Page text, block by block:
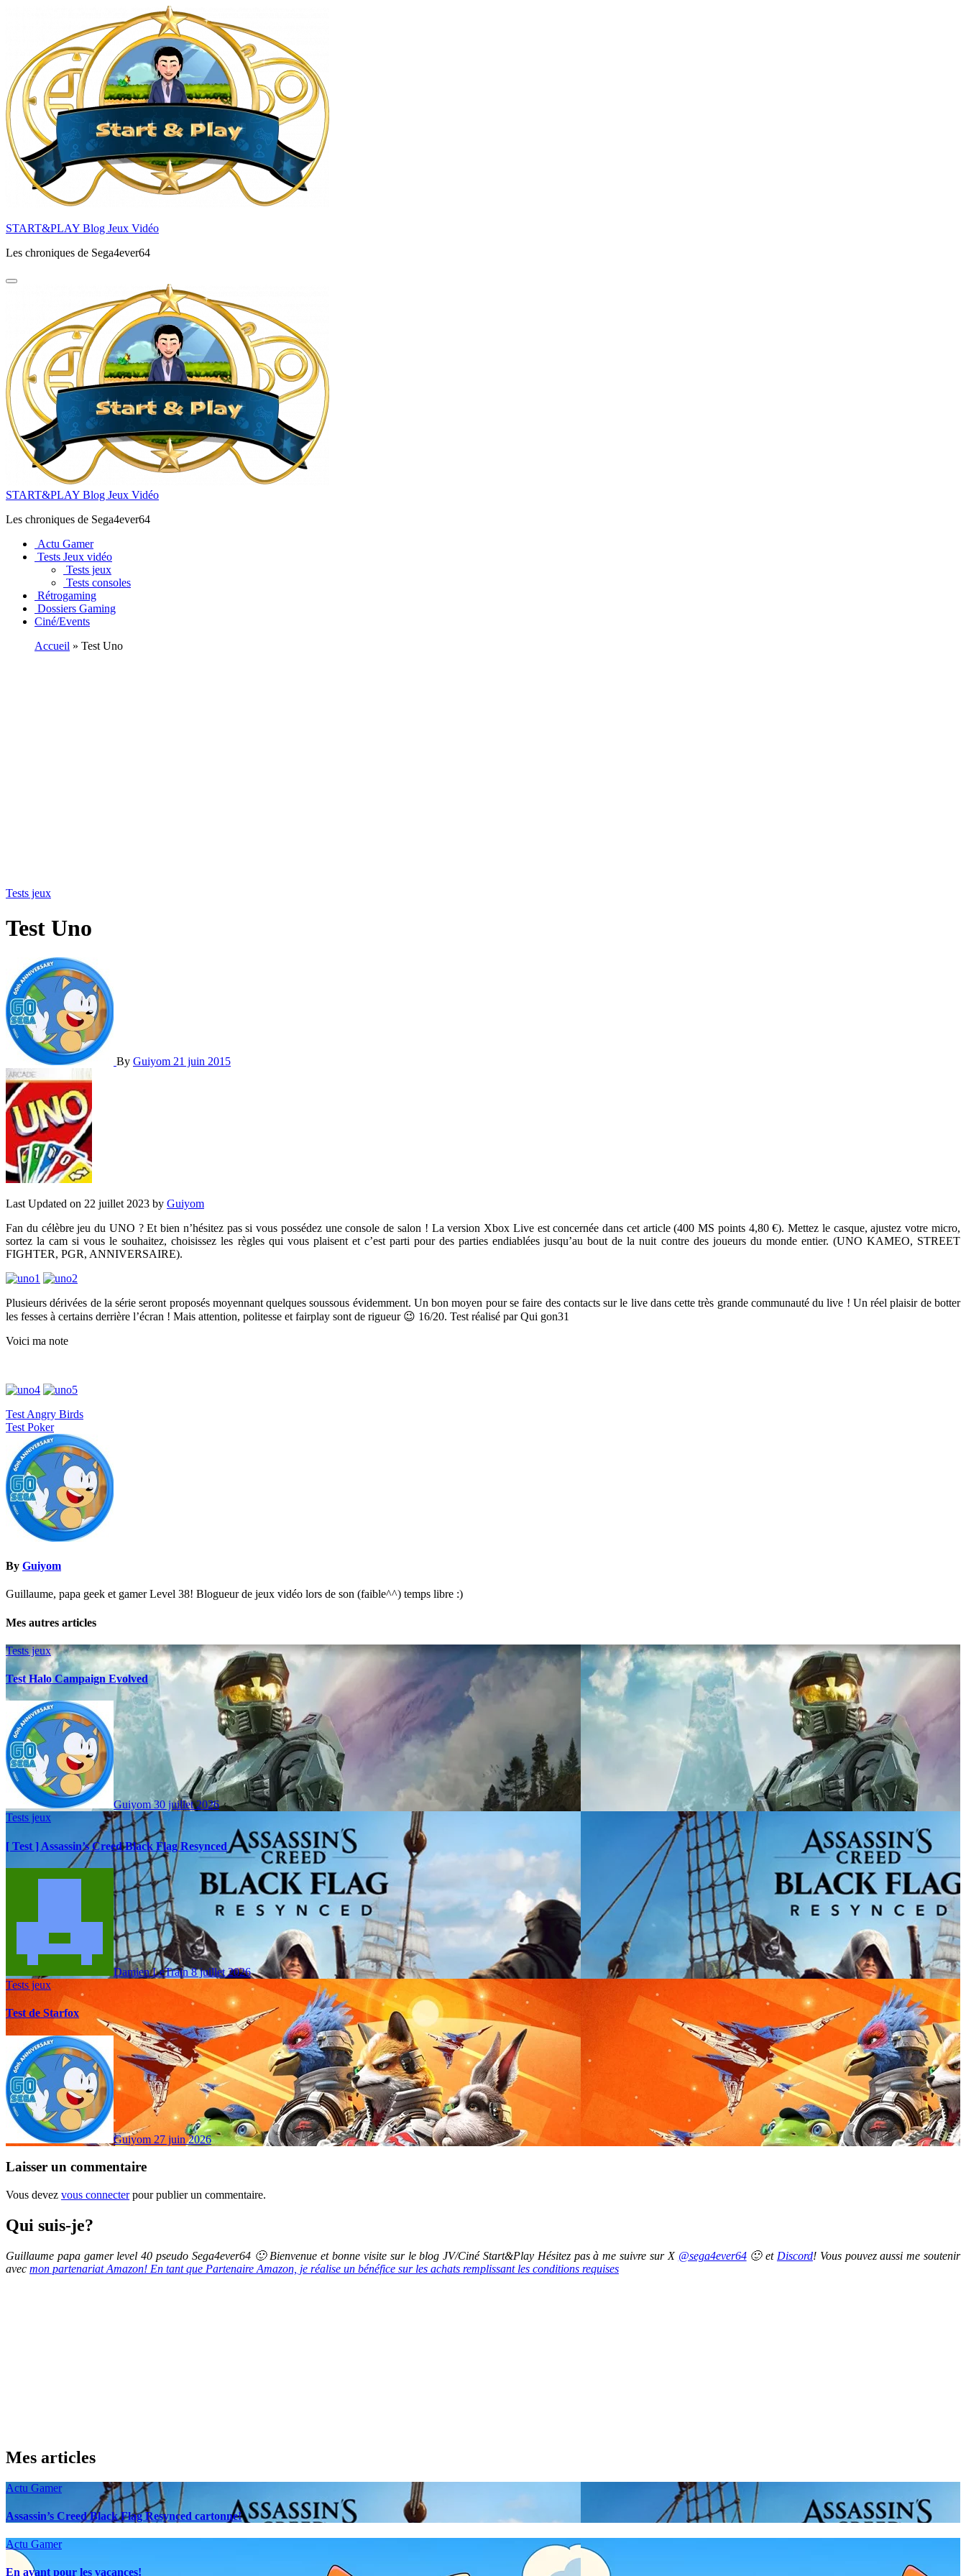
principal
START&PLAY Blog Jeux Vidéo
Les chroniques de Sega4ever64
START&PLAY Blog Jeux Vidéo
Les chroniques de Sega4ever64
Actu Gamer
Tests Jeux vidéo
Tests jeux
Tests consoles
Rétrogaming
Dossiers Gaming
Ciné/Events
Accueil » Test Uno
Tests jeux
Test Uno
By Guiyom 21 juin 2015
Last Updated on 22 juillet 2023 by Guiyom
Fan du célèbre jeu du UNO ? Et bien n’hésitez pas si vous possédez une console de salon ! La version Xbox Live est concernée dans cet article (400 MS points 4,80 €). Mettez le casque, ajustez votre micro,
sortez la cam si vous le souhaitez, choisissez les règles qui vous plaisent et c’est parti pour des parties endiablées jusqu’au bout de la nuit contre des joueurs du monde entier. (UNO KAMEO, STREET
FIGHTER, PGR, ANNIVERSAIRE).
Plusieurs dérivées de la série seront proposés moyennant quelques soussous évidemment. Un bon moyen pour se faire des contacts sur le live dans cette très grande communauté du live ! Un réel plaisir de botter
les fesses à certains derrière l’écran ! Mais attention, politesse et fairplay sont de rigueur 😉 16/20. Test réalisé par Qui gon31
Voici ma note
Navigation
de
l’article
Test Angry Birds
Test Poker
By Guiyom
Guillaume, papa geek et gamer Level 38! Blogueur de jeux vidéo lors de son (faible^^) temps libre :)
Mes autres articles
Tests jeux
Test Halo Campaign Evolved
Guiyom30 juillet 2026
Tests jeux
[ Test ] Assassin’s Creed Black Flag Resynced
Damien LeTrain8 juillet 2026
Tests jeux
Test de Starfox
Guiyom 27 juin 2026
Laisser un commentaire
Vous devez vous connecterpour publier un commentaire.
Qui suis-je?
Guillaume papa gamer level 40 pseudo Sega4ever64 🙂 Bienvenue et bonne visite sur le blog JV/Ciné Start&Play Hésitez pas à me suivre sur X @sega4ever64🙂 et Discord! Vous pouvez aussi me soutenir
avec mon partenariat Amazon! En tant que Partenaire Amazon, je réalise un bénéfice sur les achats remplissant les conditions requises
Mes articles
Actu Gamer
Assassin’s Creed Black Flag Resynced cartonne!
Actu Gamer
En avant pour les vacances!